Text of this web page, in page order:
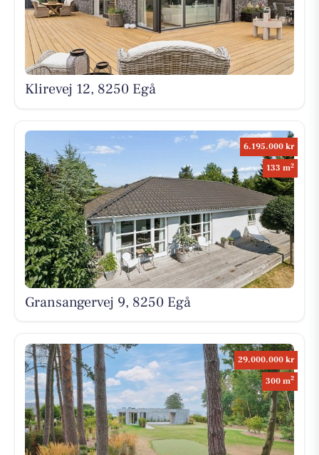
Klirevej 12, 8250 Egå
6.195.000 kr
133 m2
Gransangervej 9, 8250 Egå
29.000.000 kr
300 m2